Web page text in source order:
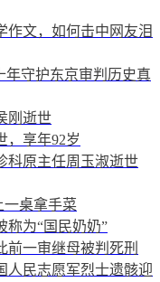
作文，如何击中网友泪
年守护东京审判历史真
刚逝世
，享年92岁
科原主任周玉淑逝世
一桌拿手菜
称为“国民奶奶”
前一审继母被判死刑
民志愿军烈士遗骸迎